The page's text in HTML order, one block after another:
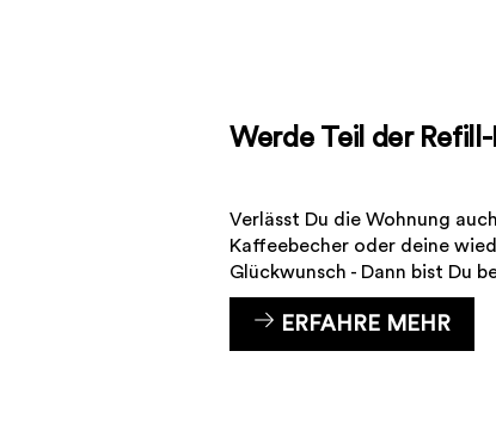
Werde Teil der
Verlässt Du die Wohnung
Kaffeebecher oder deine
Glückwunsch - Dann bist Du
ERFAHRE MEHR